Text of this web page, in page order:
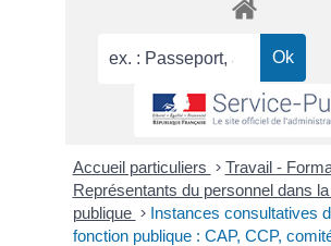
Accueil particuliers > Travail -
Représentants du personnel dans
publique > Instances consultatives
fonction publique : CAP, CCP,